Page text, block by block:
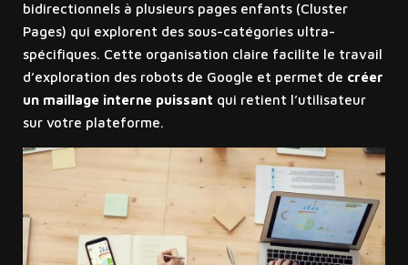
bidirectionnels à plusieurs pages enfants (Cluster
Pages) qui explorent des sous-catégories ultra-
spécifiques. Cette organisation claire facilite le travail
d’exploration des robots de Google et permet de créer
un maillage interne puissant qui retient l’utilisateur
sur votre plateforme.